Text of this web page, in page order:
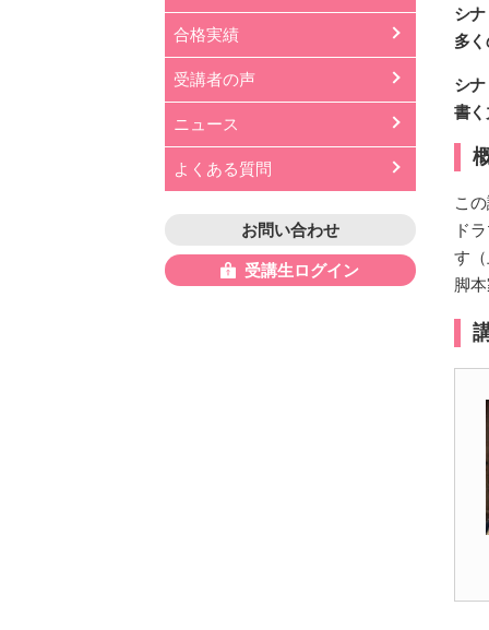
合格実績
受講者の声
ニュース
よくある質問
お問い合わせ
受講生ログイン
シ
多
シ
書
こ
ド
す
脚